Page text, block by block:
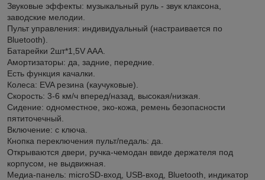
Звуковые эффекты: музыкальный руль - звук клаксона,
заводские мелодии.
Пульт управления: индивидуальный (настраивается по
Bluetooth).
Батарейки 2шт*1,5V AAA.
Амортизаторы: да, задние, передние.
Есть функция качалки.
Колеса: EVA резина (каучуковые).
Скорость: 3-6 км/ч вперед/назад, высокая/низкая.
Сидение: одноместное, эко-кожа, ремень безопасности
пятиточечный.
Включение: с ключа.
Кнопка переключения пульт/педаль: да.
Открываются двери, ручка-чемодан ввиде держателя под
корпусом, не выдвижная.
Медиа-панель: microSD-вход, USB-вход, Bluetooth, индикатор